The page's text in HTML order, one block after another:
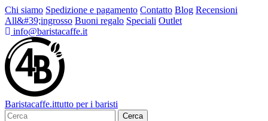
Chi siamo Spedizione e pagamento Contatto Blog Recensioni
All&#39;ingrosso Buoni regalo Speciali Outlet
info@baristacaffe.it
Baristacaffe.ittutto per i baristi
Cerca